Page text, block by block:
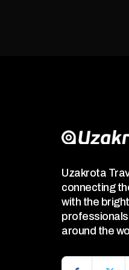
Uzakrota
connecting
with the
around the